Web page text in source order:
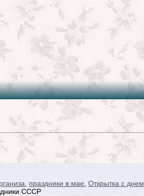
праздники в мае Открытка с днем
СССР